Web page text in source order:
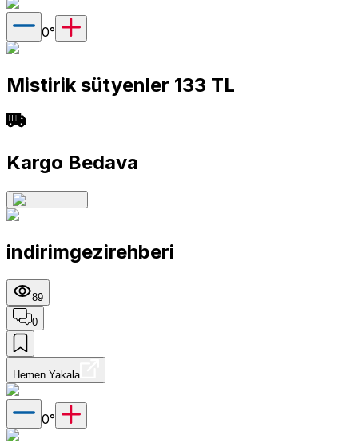
0°
Mistirik sütyenler 133 TL
Kargo Bedava
indirimgezirehberi
89
0
Hemen Yakala
0°